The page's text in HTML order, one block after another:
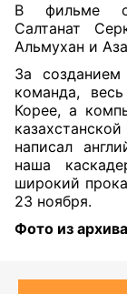
В фильме
Салтанат
Альмухан и
За созданием
команда,
Корее, а
написал
наша
широкий
23 ноября.
Фото из